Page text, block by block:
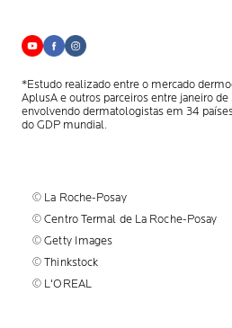
*Estudo realizado entre o mercado
AplusAe outros parceiros entre janeiro
envolvendodermatologistas em 34
do GDP mundial.
© La Roche-Posay
© Centro Termal de La Roche-Posay
© Getty Images
© Thinkstock
© L'OREAL